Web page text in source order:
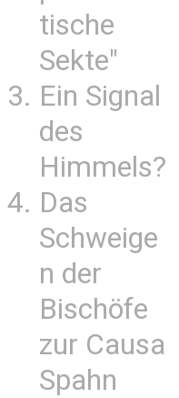
tische
Sekte"
Ein Signal
des
Himmels?
Das
Schweige
n der
Bischöfe
zur Causa
Spahn